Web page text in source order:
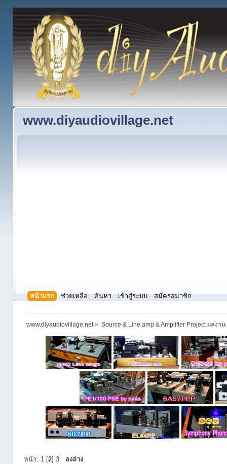
www.diyaudiovillage.net
หน้าแรก ช่วยเหลือ ค้นหา เข้าสู่ระบบ สมัครสมาชิก
www.diyaudiovillage.net» Source & Line amp & Amplifier Project ผลงาน
หน้า: 1 [2]3 ลงล่าง